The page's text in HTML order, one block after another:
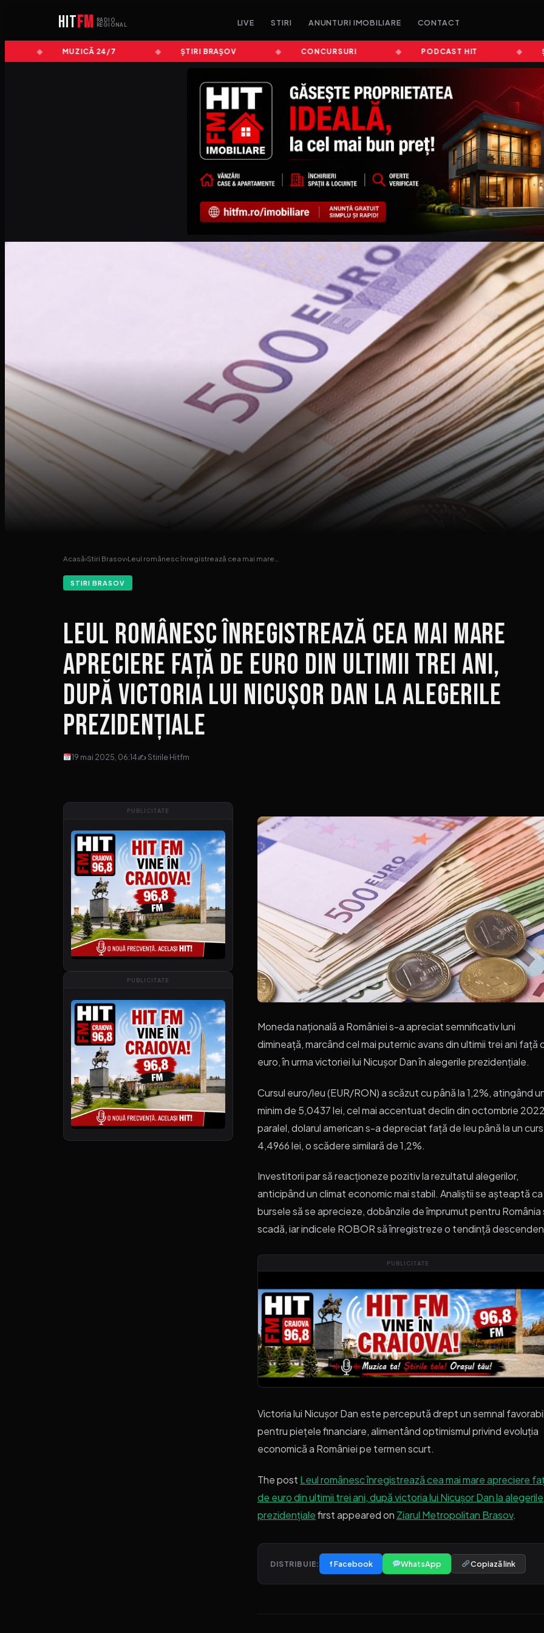
HITFM
RADIO
REGIONAL
LIVE STIRI ANUNTURI IMOBILIARE CONTACT
MUZICĂ 24/7 ȘTIRI BRAȘOV CONCURSURI PODCAST HIT ȘTIRI
Acasă›Stiri Brasov›Leul românesc înregistrează cea mai mare…
STIRI BRASOV
Leul românesc înregistrează cea mai mare
apreciere față de euro din ultimii trei ani,
după victoria lui Nicușor Dan la alegerile
prezidențiale
19 mai 2025, 06:14✍ Stirile Hitfm
PUBLICITATE
PUBLICITATE
Moneda națională a României s-a apreciat semnificativ luni
dimineață, marcând cel mai puternic avans din ultimii trei ani față
euro, în urma victoriei lui Nicușor Dan în alegerile prezidențiale.
Cursul euro/leu (EUR/RON) a scăzut cu până la 1,2%, atingând
minim de 5,0437 lei, cel mai accentuat declin din octombrie
paralel, dolarul american s-a depreciat față de leu până la un
4,4966 lei, o scădere similară de 1,2%.
Investitorii par să reacționeze pozitiv la rezultatul alegerilor,
anticipând un climat economic mai stabil. Analiștii se așteaptă ca
bursele să se aprecieze, dobânzile de împrumut pentru România
scadă, iar indicele ROBOR să înregistreze o tendință
PUBLICITATE
Victoria lui Nicușor Dan este percepută drept un semnal favorabil
pentru piețele financiare, alimentând optimismul privind evoluția
economică a României pe termen scurt.
The post Leul românesc înregistrează cea mai mare apreciere
de euro din ultimii trei ani, după victoria lui Nicușor Dan la alegerile
prezidențialefirst appeared on Ziarul Metropolitan Brasov.
DISTRIBUIE: f Facebook WhatsApp Copiază link